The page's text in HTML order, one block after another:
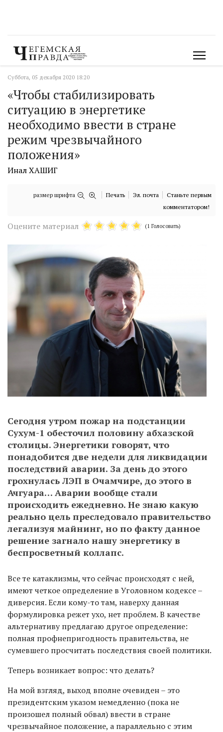
Суббота, 05 декабря 2020 18:20
«Чтобы стабилизировать
ситуацию в энергетике
необходимо ввести в стране
режим чрезвычайного
положения»
Инал ХАШИГ
размер шрифта Печать Эл. почта
Станьте первым
комментатором!
Оцените материал (1 Голосовать)
Сегодня утром пожар на подстанции
Сухум-1 обесточил половину абхазской
столицы. Энергетики говорят, что
понадобится две недели для ликвидации
последствий аварии. За день до этого
грохнулась ЛЭП в Очамчире, до этого в
Ачгуара… Аварии вообще стали
происходить ежедневно. Не знаю какую
реально цель преследовало правительство
легализуя майнинг, но по факту данное
решение загнало нашу энергетику в
беспросветный коллапс.
Все те катаклизмы, что сейчас происходят с ней,
имеют четкое определение в Уголовном кодексе –
диверсия. Если кому-то там, наверху данная
формулировка режет ухо, нет проблем. В качестве
альтернативу предлагаю другое определение:
полная профнепригодность правительства, не
сумевшего просчитать последствия своей политики.
Теперь возникает вопрос: что делать?
На мой взгляд, выход вполне очевиден – это
президентским указом немедленно (пока не
произошел полный обвал) ввести в стране
чрезвычайное положение, а параллельно с этим